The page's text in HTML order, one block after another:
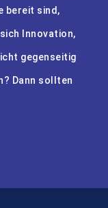
bereit sind,
Innovation,
gegenseitig
Dann sollten